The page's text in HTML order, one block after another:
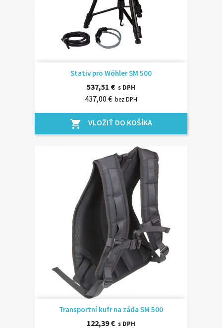
Stativ pro Wöhler SM 500
537,51 € s DPH
437,00 € bez DPH
shopping_cart VLOŽIŤ DO KOŠÍKA
Transportní kufr na záda SM 500
122,39 € s DPH